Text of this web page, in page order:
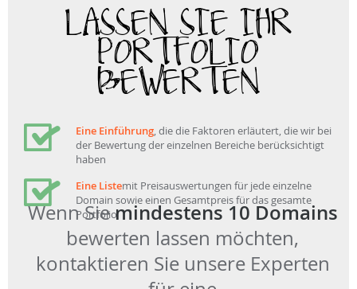
LASSEN SIE IHR
PORTFOLIO
BEWERTEN
Eine Einführung, die die Faktoren erläutert, die wir bei
der Bewertung der einzelnen Bereiche berücksichtigt
haben
Eine Listemit Preisauswertungen für jede einzelne
Domain sowie einen Gesamtpreis für das gesamte
Portfolio
Wenn Siemindestens 10 Domains
bewerten lassen möchten,
kontaktieren Sie unsere Experten